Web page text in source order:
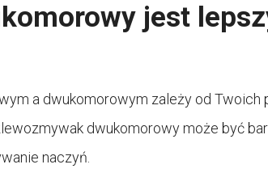
jest
a dwukomorowym zależy od Twoich
dwukomorowy może być
naczyń.